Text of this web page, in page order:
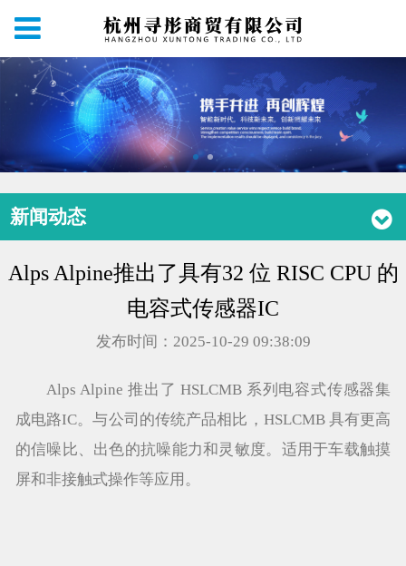
新闻动态
Alps Alpine推出了具有32 位 RISC CPU 的
电容式传感器IC
发布时间：2025-10-29 09:38:09
Alps Alpine 推出了 HSLCMB 系列电容式传感器集
成电路IC。与公司的传统产品相比，HSLCMB 具有更高
的信噪比、出色的抗噪能力和灵敏度。适用于车载触摸
屏和非接触式操作等应用。